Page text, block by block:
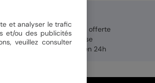
Enveloppe blanche offerte
Fabrication française
Expédition rapide en 24h
et analyser le trafic
et/ou des publicités
veuillez consulter